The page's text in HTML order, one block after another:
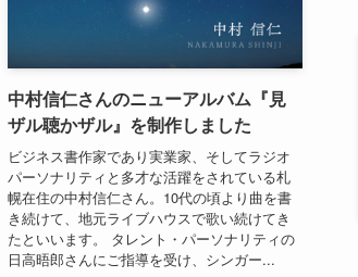
中村信仁さんのニューアルバム『見
ザル聴かザル』を制作しました
ビジネス書作家であり実業家、そしてラジオ
パーソナリティと多才な活躍をされている札
幌在住の中村信仁さん。10代の頃より曲を書
き続けて、地元ライブハウスで歌い続けてき
たといいます。 タレント・パーソナリティの
日高晤郎さんにご指導を受け、シンガー...